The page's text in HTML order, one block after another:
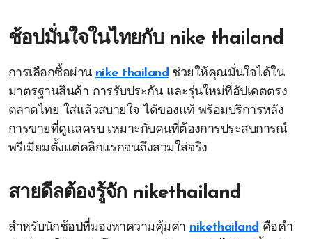
ช้อปมั่นใจในไทยกับ nike thailand
การเลือกซื้อผ่าน nike thailandช่วยให้คุณมั่นใจได้ใน
มาตรฐานสินค้า การรับประกัน และรุ่นใหม่ที่อัปเดตตรง
ตลาดไทย ใส่แล้วสบายใจ ได้ของแท้ พร้อมบริการหลัง
การขายที่ดูแลครบ เหมาะกับคนที่ต้องการประสบการณ์
พรีเมียมตั้งแต่คลิกแรกจนถึงสวมใส่จริง
สายดีลต้องรู้จัก nikethailand
สำหรับนักช้อปที่มองหาความคุ้มค่า nikethailand คือคำ